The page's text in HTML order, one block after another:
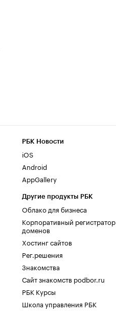
РБК Новости
iOS
Android
AppGallery
Другие продукты РБК
Облако для бизнеса
Корпоративный регистратор
доменов
Хостинг сайтов
Рег.решения
Знакомства
Сайт знакомств podbor.ru
РБК Курсы
Школа управления РБК